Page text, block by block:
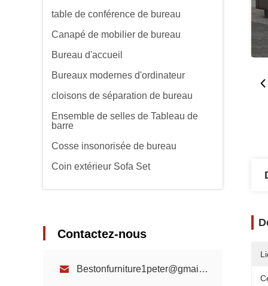
table de conférence de bureau
Canapé de mobilier de bureau
Bureau d'accueil
Bureaux modernes d'ordinateur
cloisons de séparation de bureau
Ensemble de selles de Tableau de
barre
Cosse insonorisée de bureau
Coin extérieur Sofa Set
Contactez-nous
Bestonfurniture1peter@gmail.com